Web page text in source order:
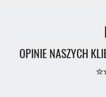
OPINIE NASZYCH